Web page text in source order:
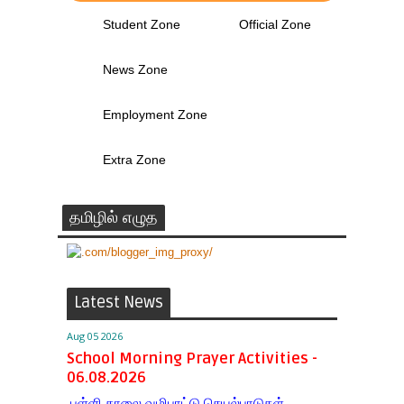
Student Zone Official Zone
News Zone
Employment Zone
Extra Zone
தமிழில் எழுத
Latest News
Aug 05 2026
School Morning Prayer Activities -
06.08.2026